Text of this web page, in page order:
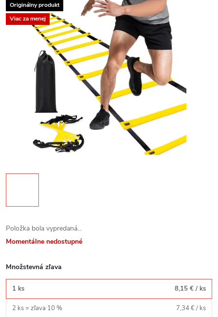
Originálny produkt
Viac za menej
Položka bola vypredaná…
Momentálne nedostupné
Množstevná zľava
1 ks 8,15 € / ks
2 ks = zľava 10 % 7,34 €/ ks